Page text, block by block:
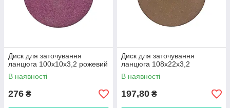
Диск для заточування
ланцюга 100х10х3,2 рожевий
В наявності
276 ₴
Диск для заточування
ланцюга 108х22х3,2
В наявності
197,80 ₴